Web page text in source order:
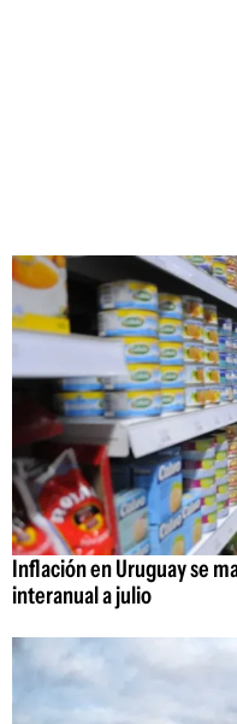
Inflación en Uruguay se
interanual a julio